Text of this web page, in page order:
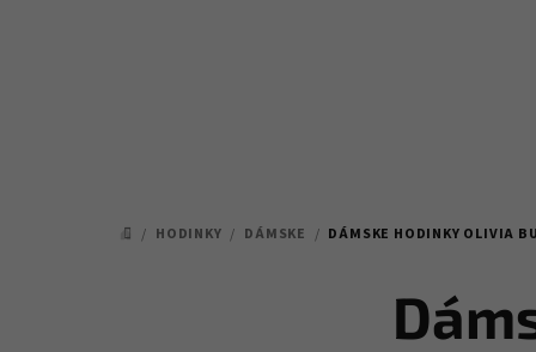
DOMOV
/ HODINKY / DÁMSKE / DÁMSKE HODINKY OLIVIA